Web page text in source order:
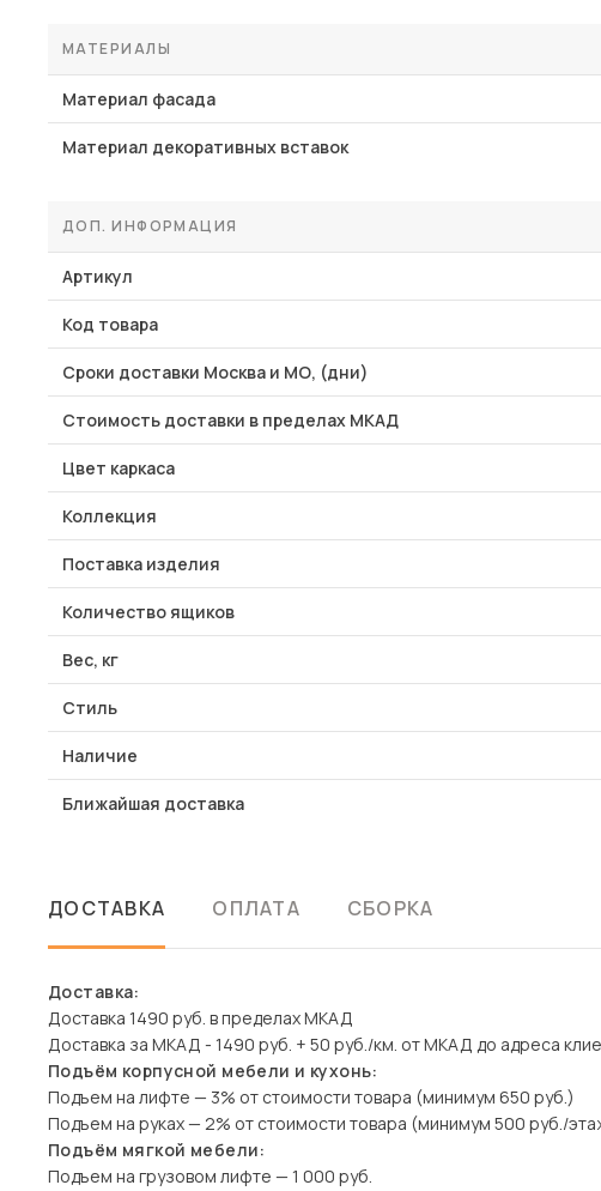
МАТЕРИАЛЫ
Материал фасада
Материал декоративных вставок
ДОП. ИНФОРМАЦИЯ
Артикул
Код товара
Сроки доставки Москва и МО, (дни)
Стоимость доставки в пределах МКАД
Цвет каркаса
Коллекция
Поставка изделия
Количество ящиков
Вес, кг
Стиль
Наличие
Ближайшая доставка
ДОСТАВКА ОПЛАТА СБОРКА
Доставка:
Доставка 1490 руб. в пределах МКАД
Доставка за МКАД - 1490 руб. + 50 руб./км. от МКАД до адреса
Подъём корпусной мебели и кухонь:
Подъем на лифте — 3% от стоимости товара (минимум 650 руб.)
Подъем на руках — 2% от стоимости товара (минимум 500 руб./
Подъём мягкой мебели:
Подъем на грузовом лифте — 1 000 руб.